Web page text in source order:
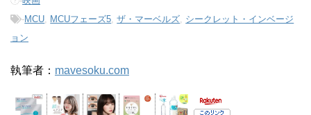
-MCU MCUフェーズ5 ,ザ・マーベルズ シークレット・インベージ
ョン
執筆者： mavesoku.com